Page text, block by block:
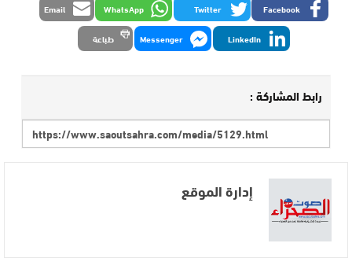
Facebook
Twitter
WhatsApp
Email
LinkedIn
Messenger طباعة
رابط المشاركة :
إدارة الموقع